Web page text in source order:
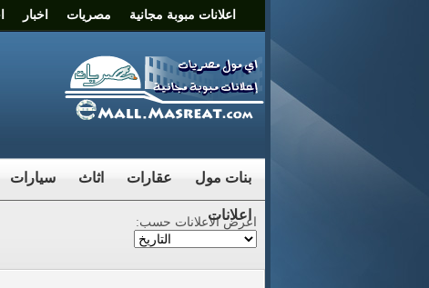
اعلانات مبوبة مجانية مصريات اخبار
بنات مول عقارات اثاث سيارات
اعلانات
اعرض الاعلانات حسب: